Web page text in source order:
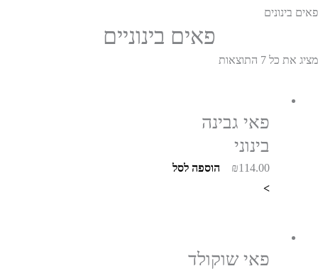
פאים בינונים
פאים בינוניים
מציג את כל 7 התוצאות
פאי גבינה
בינוני
₪114.00
הוספה לסל
>
פאי שוקולד